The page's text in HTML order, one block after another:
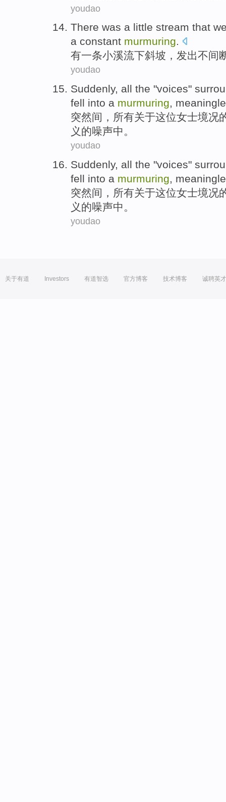
youdao
There was a little stream that
a constant murmuring.
有一条小溪流下斜坡 ，发出不间
youdao
Suddenly, all the "voices"
fell into a murmuring,
突然间 ， 所有关于这位女士境况
义的噪声中。
youdao
Suddenly, all the "voices"
fell into a murmuring,
突然间 ， 所有关于这位女士境况
义的噪声中。
youdao
关于有道 Investors 有道智选 官方博客 技术博客 诚聘英才